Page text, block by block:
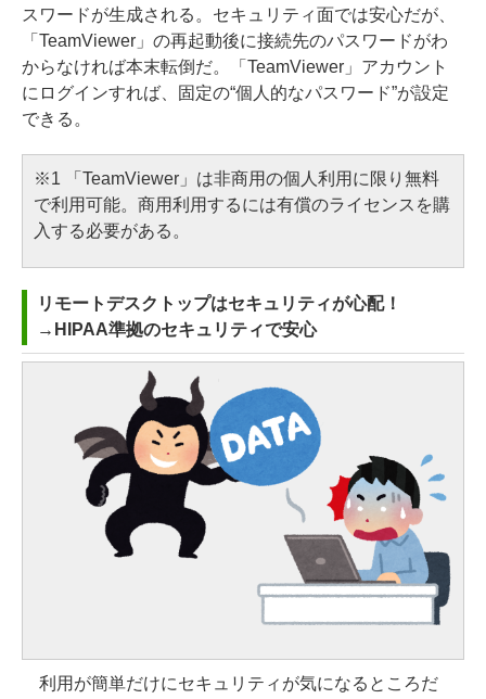
スワードが生成される。セキュリティ面では安心だが、
「TeamViewer」の再起動後に接続先のパスワードがわ
からなければ本末転倒だ。「TeamViewer」アカウント
にログインすれば、固定の“個人的なパスワード”が設定
できる。
※1 「TeamViewer」は非商用の個人利用に限り無料
で利用可能。商用利用するには有償のライセンスを購
入する必要がある。
リモートデスクトップはセキュリティが心配！
→HIPAA準拠のセキュリティで安心
利用が簡単だけにセキュリティが気になるところだ